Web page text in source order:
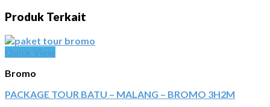
Produk Terkait
Bromo
PACKAGE TOUR BATU – MALANG – BROMO 3H2M